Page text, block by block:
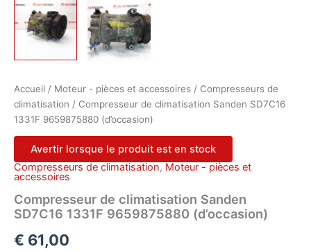
Accueil / Moteur - pièces et accessoires / Compresseurs de
climatisation / Compresseur de climatisation Sanden SD7C16
1331F 9659875880 (d’occasion)
Avertir lorsque le produit est en stock
Compresseurs de climatisation, Moteur - pièces et
accessoires
Compresseur de climatisation Sanden
SD7C16 1331F 9659875880 (d’occasion)
€ 61,00